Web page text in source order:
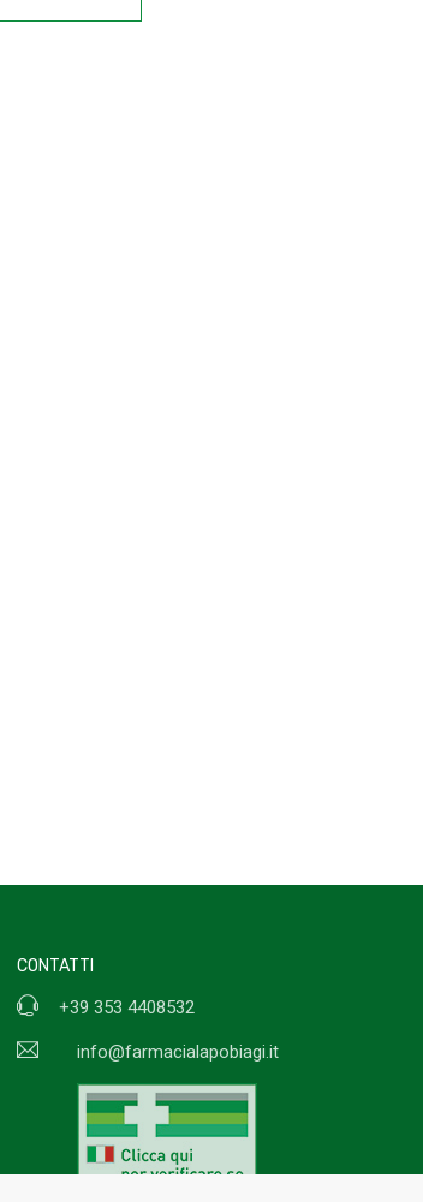
CONTATTI
+39 353 4408532
info@farmacialapobiagi.it